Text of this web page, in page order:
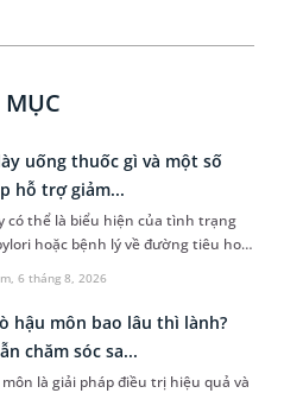
6 tháng 8, 2026
uống thuốc gì và một số
hỗ trợ giảm...
có thể là biểu hiện của tình trạng
hoặc bệnh lý về đường tiêu hoá
nguyên nhân cụ thể, bác sĩ sẽ
định phương pháp điều trị, loại
đau phù hợp. Nếu chưa biết người
uống thuốc gì, bạn đọc có thể
thông tin trong bài viết sau.
hậu môn bao lâu thì lành?
chăm sóc sa...
là giải pháp điều trị hiệu quả và